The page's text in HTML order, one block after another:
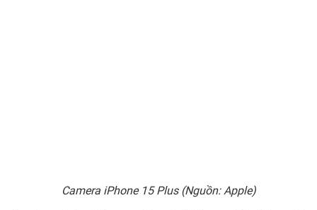
Camera iPhone 15 Plus (Nguồn: Apple)